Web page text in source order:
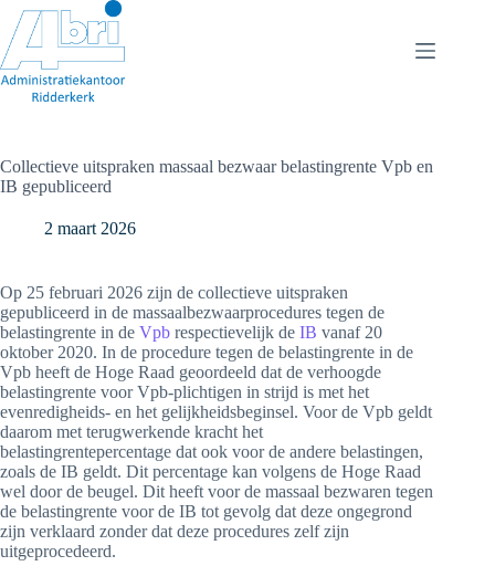
naar
de
inhoud
Collectieve uitspraken massaal bezwaar belastingrente Vpb en
IB gepubliceerd
2 maart 2026
Op 25 februari 2026 zijn de collectieve uitspraken
gepubliceerd in de massaalbezwaarprocedures tegen de
belastingrente in de Vpb respectievelijk de IB vanaf 20
oktober 2020. In de procedure tegen de belastingrente in de
Vpb heeft de Hoge Raad geoordeeld dat de verhoogde
belastingrente voor Vpb-plichtigen in strijd is met het
evenredigheids- en het gelijkheidsbeginsel. Voor de Vpb geldt
daarom met terugwerkende kracht het
belastingrentepercentage dat ook voor de andere belastingen,
zoals de IB geldt. Dit percentage kan volgens de Hoge Raad
wel door de beugel. Dit heeft voor de massaal bezwaren tegen
de belastingrente voor de IB tot gevolg dat deze ongegrond
zijn verklaard zonder dat deze procedures zelf zijn
uitgeprocedeerd.